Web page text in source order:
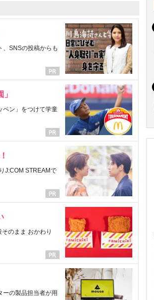
、SNSの投稿からも
ペン」をつけて学童
J:COM STREAMで
のまま おかわり
ーの製品担当者が用